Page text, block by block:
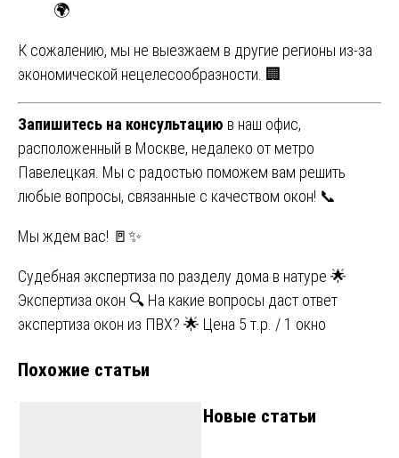
🌍
К сожалению, мы не выезжаем в другие регионы из-за
экономической нецелесообразности. 🏢
Запишитесь на консультацию в наш офис,
расположенный в Москве, недалеко от метро
Павелецкая. Мы с радостью поможем вам решить
любые вопросы, связанные с качеством окон! 📞
Мы ждем вас! 🚪✨
Навигация
по
Судебная экспертиза по разделу дома в натуре 🌟
Экспертиза окон 🔍 На какие вопросы даст ответ
экспертиза окон из ПВХ? 🌟 Цена 5 т.р. / 1 окно
Похожие статьи
Новые статьи